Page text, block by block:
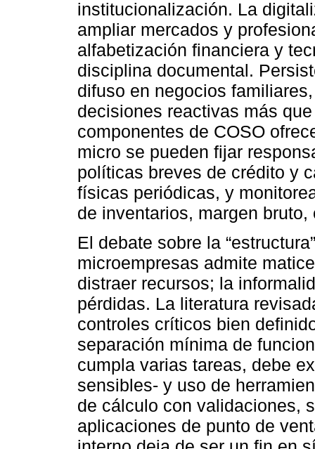
institucionalización. La
ampliar mercados y
alfabetización financiera y
disciplina documental.
difuso en negocios
decisiones reactivas más
componentes de COSO
micro se pueden fijar
políticas breves de crédito y
físicas periódicas, y
de inventarios, margen
El debate sobre la
microempresas admite
distraer recursos; la
pérdidas. La literatura
controles críticos bien
separación mínima de
cumpla varias tareas, debe
sensibles- y uso de
de cálculo con validaciones,
aplicaciones de punto de